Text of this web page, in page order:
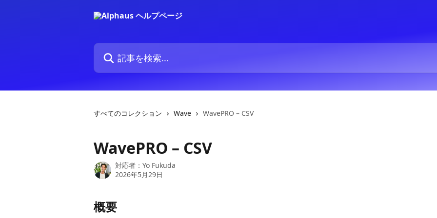
記事を検索...
すべてのコレクション Wave WavePRO – CSV
WavePRO – CSV
対応者： Yo Fukuda
2026年5月29日
概要